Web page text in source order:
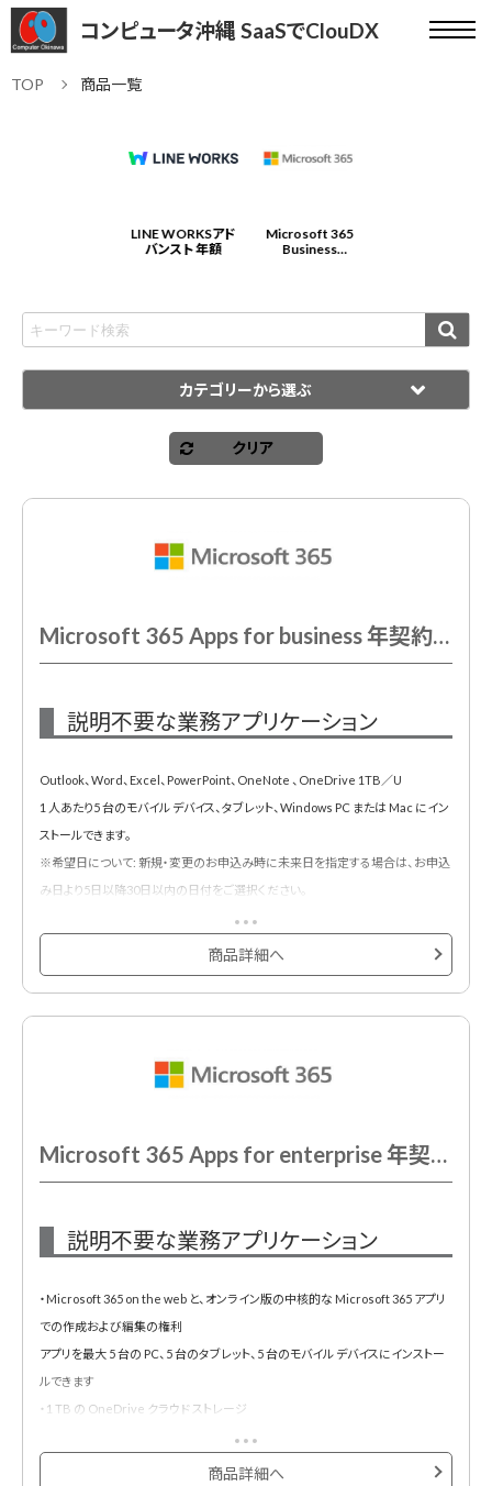
コンピュータ沖縄 SaaSでClouDX
TOP 商品一覧
LINE WORKSアド
バンスト 年額
Microsoft 365
Business
カテゴリーから選ぶ
クリア
Microsoft 365 Apps for business 年契約/年払
説明不要な業務アプリケーション
Outlook、Word、Excel、PowerPoint、OneNote 、OneDrive 1TB／U
1 人あたり5 台のモバイル デバイス、タブレット、Windows PC または Mac にイン
ストールできます。
※希望日について: 新規・変更のお申込み時に未来日を指定する場合は、お申込
み日より5日以降30日以内の日付をご選択ください。
商品詳細へ
Microsoft 365 Apps for enterprise 年契約/年払
説明不要な業務アプリケーション
・Microsoft 365 on the web と、オンライン版の中核的な Microsoft 365 アプリ
での作成および編集の権利
アプリを最大 5 台の PC、5 台のタブレット、5 台のモバイル デバイスにインストー
ルできます
・1 TB の OneDrive クラウド ストレージ
・電話/Web サポートをいつでも利用可能
・Copilot for Microsoft 365 をアドオンとして購入可能
商品詳細へ